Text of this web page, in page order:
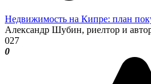
Недвижимость на Кипре: план
Александр Шубин, риелтор и
027
0